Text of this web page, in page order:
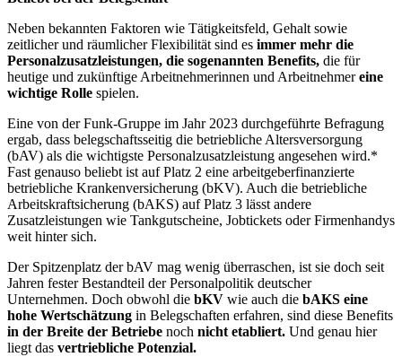
Neben bekannten Faktoren wie Tätigkeitsfeld, Gehalt sowie
zeitlicher und räumlicher Flexibilität sind es immer mehr die
Personalzusatzleistungen, die sogenannten Benefits, die für
heutige und zukünftige Arbeitnehmerinnen und Arbeitnehmereine
wichtige Rolle spielen.
Eine von der Funk-Gruppe im Jahr 2023 durchgeführte Befragung
ergab, dass belegschaftsseitig die betriebliche Altersversorgung
(bAV) als die wichtigste Personalzusatzleistung angesehen wird.*
Fast genauso beliebt ist auf Platz 2 eine arbeitgeberfinanzierte
betriebliche Krankenversicherung (bKV). Auch die betriebliche
Arbeitskraftsicherung (bAKS) auf Platz 3 lässt andere
Zusatzleistungen wie Tankgutscheine, Jobtickets oder Firmenhandys
weit hinter sich.
Der Spitzenplatz der bAV mag wenig überraschen, ist sie doch seit
Jahren fester Bestandteil der Personalpolitik deutscher
Unternehmen. Doch obwohl die bKV wie auch die bAKS eine
hohe Wertschätzung in Belegschaften erfahren, sind diese Benefits
in der Breite der Betriebe noch nicht etabliert. Und genau hier
liegt das vertriebliche Potenzial.